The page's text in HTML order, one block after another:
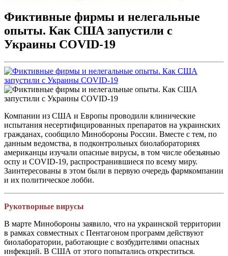
Фиктивные фирмы и нелегальные
опыты. Как США запустили с
Украины COVID-19
Компании из США и Европы проводили клинические
испытания несертифицированных препаратов на украинских
гражданах, сообщило Минобороны России. Вместе с тем, по
данным ведомства, в подконтрольных биолабораториях
американцы изучали опасные вирусы, в том числе обезьянью
оспу и COVID-19, распространившиеся по всему миру.
Заинтересованы в этом были в первую очередь фармкомпании
и их политическое лобби.
Рукотворные вирусы
В марте Минобороны заявило, что на украинской территории
в рамках совместных с Пентагоном программ действуют
биолаборатории, работающие с возбудителями опасных
инфекций. В США от этого попытались откреститься.